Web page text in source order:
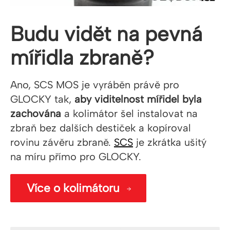
Budu vidět na pevná
mířidla zbraně?
Ano, SCS MOS je vyráběn právě pro
GLOCKY tak, aby viditelnost mířidel byla
zachována a kolimátor šel instalovat na
zbraň bez dalších destiček a kopíroval
rovinu závěru zbraně. SCS je zkrátka ušitý
na míru přímo pro GLOCKY.
Více o kolimátoru